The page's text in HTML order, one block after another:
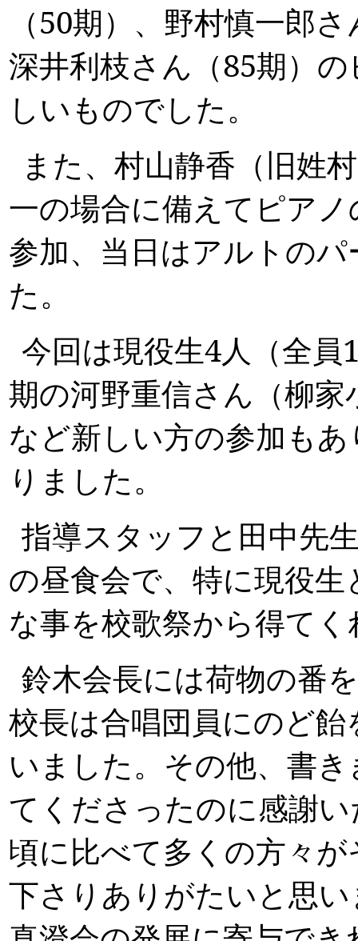
（50期）、野村慎一郎さ
深井利枝さん（85期）
しいものでした。
また、 村山静香（旧姓
一の場合に備えてピア
参加、当日はアルトの
た。
今回は現役生4人（全員
期の河野重信さん（柳
など新しい方の参加も
りました。
指導スタッフと田中先
の昼食会で、特に現役
な事を校歌祭から得て
鈴木会長には荷物の番
校長は合唱団員にのど
いました。その他、書
てくださったのに感謝
頃に比べて多くの方々
下さりありがたいと思